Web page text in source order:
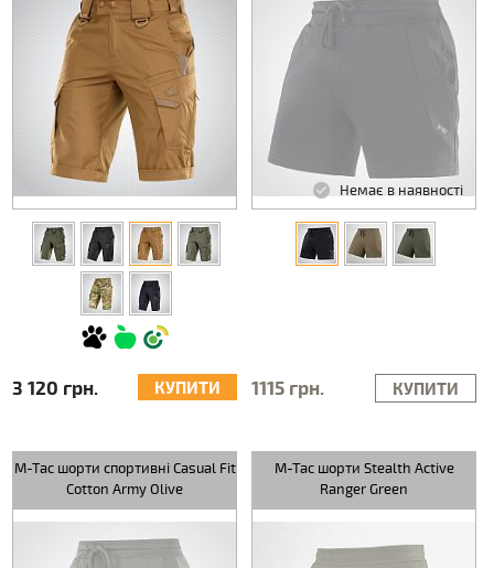
3 120 грн. КУПИТИ
Немає в наявності
1115 грн. КУПИТИ
M-Tac шорти спортивні Casual Fit
Cotton Army Olive
M-Tac шорти Stealth Active
Ranger Green